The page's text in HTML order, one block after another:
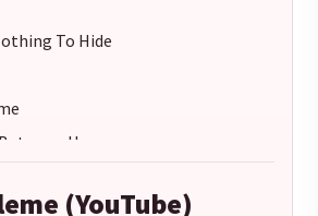
To Hide
Us
(YouTube)